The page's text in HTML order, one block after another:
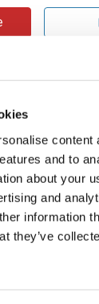
content
and to
about your
and
information
they’ve
Colorimetric
25 ng/mL
Cell Culture Supernatant, Plasma, Serum, Tissue Homogenate